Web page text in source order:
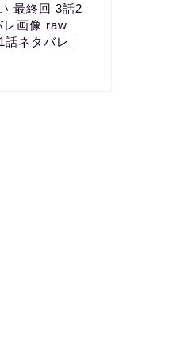
最終回 3話2
レ画像 raw
ネタバレ｜